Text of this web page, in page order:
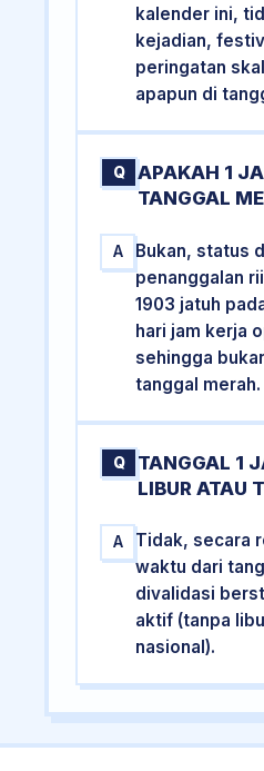
kalender ini,
kejadian,
peringatan
apapun di
Q
APAKAH 1
TANGGAL
A
Bukan, status
penanggalan
1903 jatuh
hari jam kerja
sehingga
tanggal merah.
Q
TANGGAL 1
LIBUR ATAU
A
Tidak, secara
waktu dari
divalidasi
aktif (tanpa
nasional).